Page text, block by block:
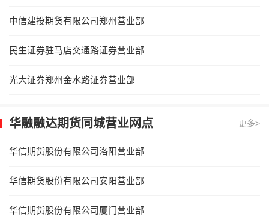
中信建投期货有限公司郑州营业部
民生证券驻马店交通路证券营业部
光大证券郑州金水路证券营业部
华融融达期货同城营业网点 更多>
华信期货股份有限公司洛阳营业部
华信期货股份有限公司安阳营业部
华信期货股份有限公司厦门营业部